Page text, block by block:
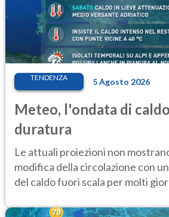
TENDENZA 5 Agosto 2026
Meteo, l'ondata di
duratura
Le attuali proiezioni non
modifica della circolazione con
del caldo fuori scala per molti